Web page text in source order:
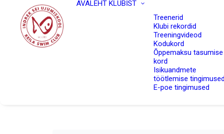
AVALEHT KLUBIST
Treenerid
Klubi rekordid
Treeningvideod
Kodukord
Õppemaksu tasumise
kord
Isikuandmete
töötlemise tingimused
E-poe tingimused